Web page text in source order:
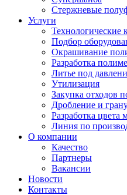
Стержневые
Услуги
Технологические
Подбор
Окрашивание
Разработка
Литье под
Утилизация
Закупка отходов
Дробление и
Разработка цвета
Линия по
О компании
Качество
Партнеры
Вакансии
Новости
Контакты